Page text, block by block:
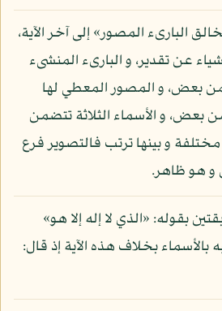
البارىء المصور» إلى آخر الآية،
عن تقدير، و البارىء المنشىء
من بعض، و المصور المعطي لها
بعض، و الأسماء الثلاثة تتضمن
مختلفة و بينها ترتب فالتصوير فرع
و هو ظاهر.
بقوله: «الذي لا إله إلا هو»
بخلاف هذه الآية إذ قال: